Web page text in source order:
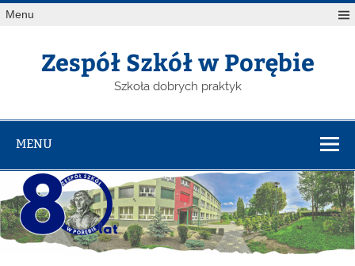
Menu
Zespół Szkół w Porębie
Szkoła dobrych praktyk
MENU